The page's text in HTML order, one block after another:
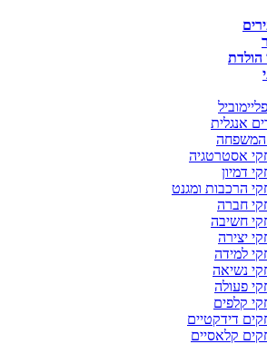
הולדת
אנגלית
המשפחה
אסטרטגיה
דמיון
הרכבות ומגנט
חברה
חשיבה
יצירה
למידה
נשיאה
פעולה
קלפים
דידקטיים
קלאסיים